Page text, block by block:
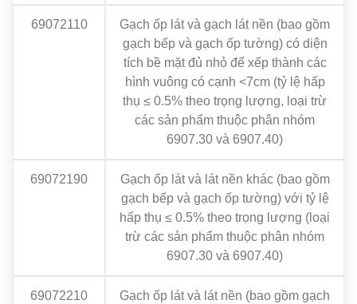
69072110
Gạch ốp lát và gạch lát nền (bao gồm
gạch bếp và gạch ốp tường) có diện
tích bề mặt đủ nhỏ để xếp thành các
hình vuông có cạnh <7cm (tỷ lệ hấp
thụ ≤ 0.5% theo trọng lượng, loại trừ
các sản phẩm thuộc phân nhóm
6907.30 và 6907.40)
69072190
Gạch ốp lát và lát nền khác (bao gồm
gạch bếp và gạch ốp tường) với tỷ lệ
hấp thụ ≤ 0.5% theo trọng lượng (loại
trừ các sản phẩm thuộc phân nhóm
6907.30 và 6907.40)
69072210
Gạch ốp lát và lát nền (bao gồm gạch